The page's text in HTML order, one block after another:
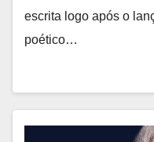
escrita logo após o
poético…